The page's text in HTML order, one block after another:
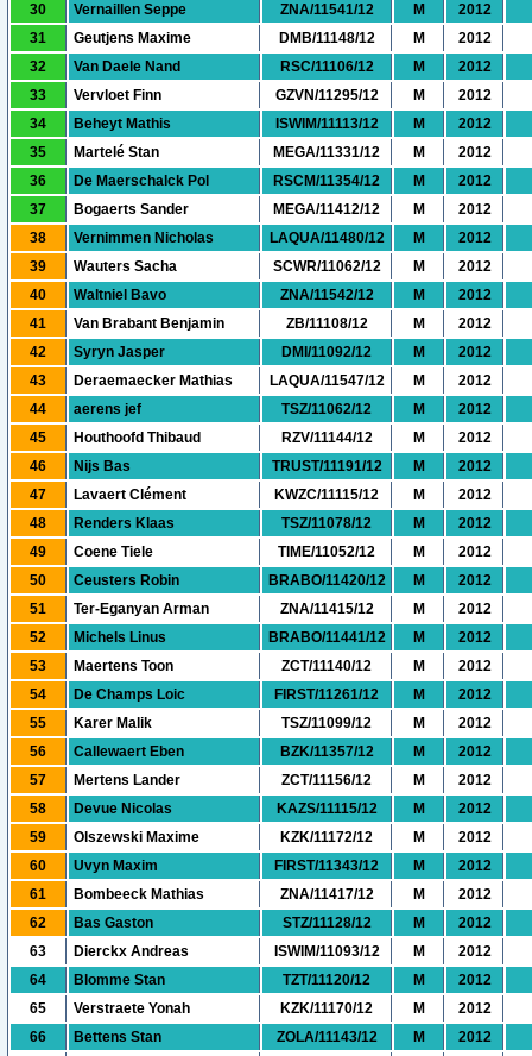
30
Vernaillen Seppe ZNA/11541/12 M
2012
31
Geutjens Maxime DMB/11148/12 M
2012
32
Van Daele Nand RSC/11106/12 M
2012
33
Vervloet Finn GZVN/11295/12 M
2012
34
Beheyt Mathis ISWIM/11113/12 M
2012
35
Martelé Stan MEGA/11331/12 M
2012
36
De Maerschalck Pol RSCM/11354/12 M
2012
37
Bogaerts Sander MEGA/11412/12 M
2012
38
Vernimmen Nicholas LAQUA/11480/12 M
2012
39
Wauters Sacha SCWR/11062/12 M
2012
40
Waltniel Bavo ZNA/11542/12 M
2012
41
Van Brabant Benjamin ZB/11108/12 M
2012
42
Syryn Jasper DMI/11092/12 M
2012
43
Deraemaecker Mathias LAQUA/11547/12 M
2012
44
aerens jef TSZ/11062/12 M
2012
45
Houthoofd Thibaud RZV/11144/12 M
2012
46
Nijs Bas TRUST/11191/12 M
2012
47
Lavaert Clément KWZC/11115/12 M
2012
48
Renders Klaas TSZ/11078/12 M
2012
49
Coene Tiele TIME/11052/12 M
2012
50
Ceusters Robin BRABO/11420/12 M
2012
51
Ter-Eganyan Arman ZNA/11415/12 M
2012
52
Michels Linus BRABO/11441/12 M
2012
53
Maertens Toon ZCT/11140/12 M
2012
54
De Champs Loic FIRST/11261/12 M
2012
55
Karer Malik TSZ/11099/12 M
2012
56
Callewaert Eben BZK/11357/12 M
2012
57
Mertens Lander ZCT/11156/12 M
2012
58
Devue Nicolas KAZS/11115/12 M
2012
59
Olszewski Maxime KZK/11172/12 M
2012
60
Uvyn Maxim FIRST/11343/12 M
2012
61
Bombeeck Mathias ZNA/11417/12 M
2012
62
Bas Gaston STZ/11128/12 M
2012
63
Dierckx Andreas ISWIM/11093/12 M
2012
64
Blomme Stan TZT/11120/12 M
2012
65
Verstraete Yonah KZK/11170/12 M
2012
66
Bettens Stan ZOLA/11143/12 M
2012